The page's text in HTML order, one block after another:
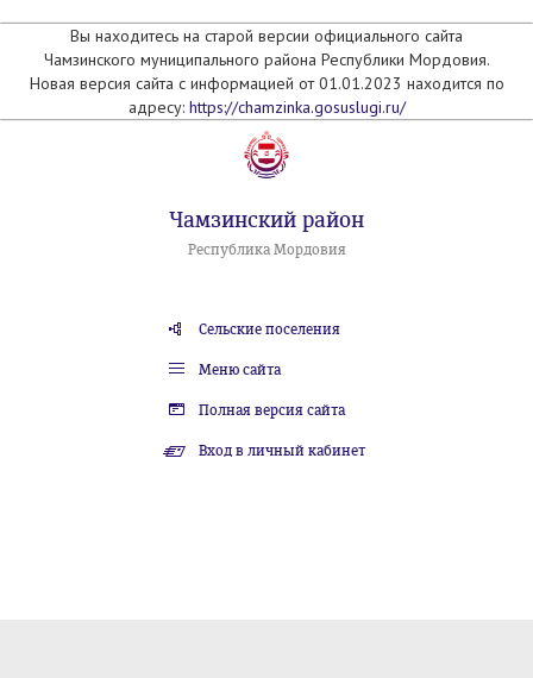
Вы находитесь на старой версии официального сайта
Чамзинского муниципального района Республики Мордовия.
Новая версия сайта с информацией от 01.01.2023 находится по
адресу: https://chamzinka.gosuslugi.ru/
Чамзинский район
Республика Мордовия
Сельские поселения
Меню сайта
Полная версия сайта
Вход в личный кабинет